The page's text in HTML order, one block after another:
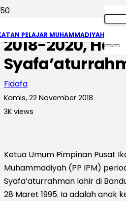
PELAJAR MUHAMMADIYAH
Profil Ketua
2018-2020,
Fidafa
Kamis, 22 November 2018
3K views
Ketua Umum Pimpinan Pusat
Muhammadiyah (PP IPM)
Syafa’aturrahman lahir di
28 Maret 1995. Ia adalah anak